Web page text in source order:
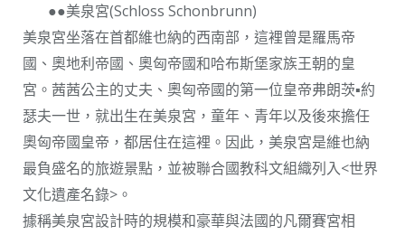
●●美泉宮(Schloss Schonbrunn)
美泉宮坐落在首都維也納的西南部，這裡曾是羅馬帝
國、奧地利帝國、奧匈帝國和哈布斯堡家族王朝的皇
宮。茜茜公主的丈夫、奧匈帝國的第一位皇帝弗朗茨▪約
瑟夫一世，就出生在美泉宮，童年、青年以及後來擔任
奧匈帝國皇帝，都居住在這裡。因此，美泉宮是維也納
最負盛名的旅遊景點，並被聯合國教科文組織列入<世界
文化遺產名錄>。
據稱美泉宮設計時的規模和豪華與法國的凡爾賽宮相